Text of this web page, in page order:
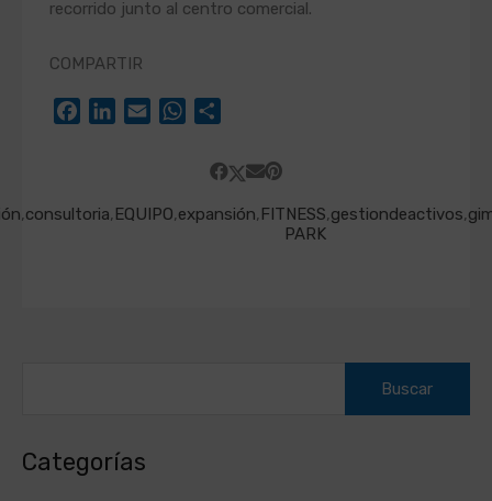
recorrido junto al centro comercial.
COMPARTIR
FacebookLinkedIn
Email WhatsApp
,consultoria, EQUIPO,expansión, FITNESS
PARK
,gestiondeactivos,
Categorías